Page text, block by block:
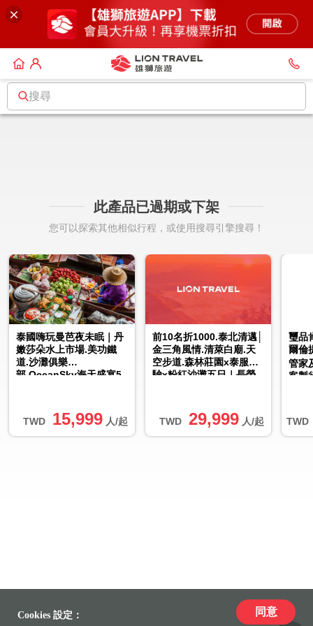
搜尋
此產品已過期或下架
您可以探索其他相似行程，或使用搜尋引擎搜尋！
TWD 15,999 人/起
泰國嗨玩曼芭夜未眠｜丹
嫩莎朵水上市場.美功鐵
道.沙灘俱樂
部.OceanSky海天盛宴5
TWD 29,999 人/起
前10名折1000.泰北清邁│
金三角風情.清萊白廟.天
空步道.森林莊園x泰服體
驗x粉紅沙灘五日｜長榮
TWD
璽品
爾倫
管家
客製
Cookies 設定： 同意